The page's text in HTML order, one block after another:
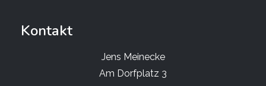
Kontakt
Jens Meinecke
Am Dorfplatz 3